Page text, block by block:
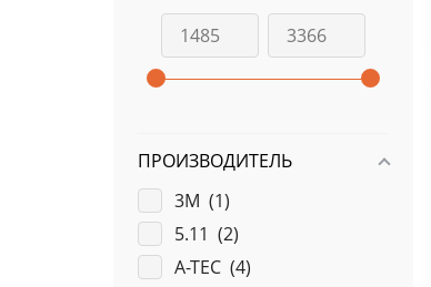
ПРОИЗВОДИТЕЛЬ
3M (1)
5.11 (2)
A-TEC (4)